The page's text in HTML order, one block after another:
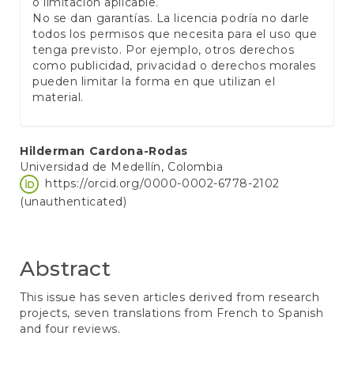
No se dan garantías. La licencia podría no darle
todos los permisos que necesita para el uso que
tenga previsto. Por ejemplo, otros derechos
como publicidad, privacidad o derechos morales
pueden limitar la forma en que utilizan el
material.
Main
Article
Content
Hilderman Cardona-Rodas
Universidad de Medellín, Colombia
https://orcid.org/0000-0002-6778-2102
(unauthenticated)
Abstract
This issue has seven articles derived from research
projects, seven translations from French to Spanish
and four reviews.